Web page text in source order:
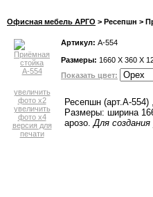
Офисная мебель АРГО > Ресепшн >
Артикул: А-554
Размеры: 1660 X 360 X
Показать цвет:
увеличить
фото x2
увеличить
фото x4
версия для
печати
Ресепшн (арт.А-
Размеры: ширина
арозо.Для